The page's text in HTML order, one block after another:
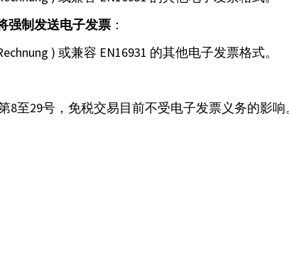
强制发送电子发票 ：
) 或兼容 EN16931 的其他电子发票格式。
8至29号，免税交易目前不受电子发票义务的影